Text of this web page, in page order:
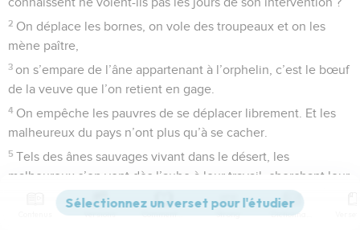
2 On déplace les bornes, on vole des troupeaux et on les
mène paître,
3 on s’empare de l’âne appartenant à l’orphelin, c’est le bœuf
de la veuve que l’on retient en gage.
4 On empêche les pauvres de se déplacer librement. Et les
malheureux du pays n’ont plus qu’à se cacher.
5 Tels des ânes sauvages vivant dans le désert, les
malheureux s’en vont dès l’aube à leur travail, cherchant leur
nourriture. La steppe doit fournir du pain pour leurs enfants,
ils doivent moissonner le fourrage des champs et faire la
Versions Commentaires Strong